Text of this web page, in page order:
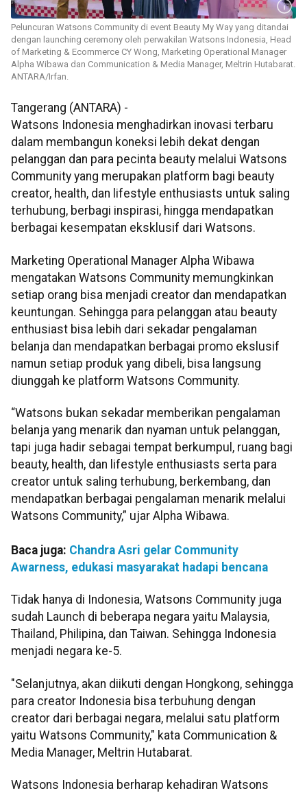
Peluncuran Watsons Community di event Beauty My Way yang ditandai
dengan launching ceremony oleh perwakilan Watsons Indonesia, Head
of Marketing & Ecommerce CY Wong, Marketing Operational Manager
Alpha Wibawa dan Communication & Media Manager, Meltrin Hutabarat.
ANTARA/Irfan.
Tangerang (ANTARA) -
Watsons Indonesia menghadirkan inovasi terbaru
dalam membangun koneksi lebih dekat dengan
pelanggan dan para pecinta beauty melalui Watsons
Community yang merupakan platform bagi beauty
creator, health, dan lifestyle enthusiasts untuk saling
terhubung, berbagi inspirasi, hingga mendapatkan
berbagai kesempatan eksklusif dari Watsons.
Marketing Operational Manager Alpha Wibawa
mengatakan Watsons Community memungkinkan
setiap orang bisa menjadi creator dan mendapatkan
keuntungan. Sehingga para pelanggan atau beauty
enthusiast bisa lebih dari sekadar pengalaman
belanja dan mendapatkan berbagai promo ekslusif
namun setiap produk yang dibeli, bisa langsung
diunggah ke platform Watsons Community.
“Watsons bukan sekadar memberikan pengalaman
belanja yang menarik dan nyaman untuk pelanggan,
tapi juga hadir sebagai tempat berkumpul, ruang bagi
beauty, health, dan lifestyle enthusiasts serta para
creator untuk saling terhubung, berkembang, dan
mendapatkan berbagai pengalaman menarik melalui
Watsons Community,” ujar Alpha Wibawa.
Baca juga: Chandra Asri gelar Community
Awarness, edukasi masyarakat hadapi bencana
Tidak hanya di Indonesia, Watsons Community juga
sudah Launch di beberapa negara yaitu Malaysia,
Thailand, Philipina, dan Taiwan. Sehingga Indonesia
menjadi negara ke-5.
"Selanjutnya, akan diikuti dengan Hongkong, sehingga
para creator Indonesia bisa terbuhung dengan
creator dari berbagai negara, melalui satu platform
yaitu Watsons Community," kata Communication &
Media Manager, Meltrin Hutabarat.
Watsons Indonesia berharap kehadiran Watsons